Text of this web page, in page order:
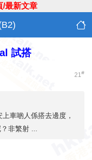
/最新文章
試搭
21#
車啲人係搭去邊度，
非繁射 ...